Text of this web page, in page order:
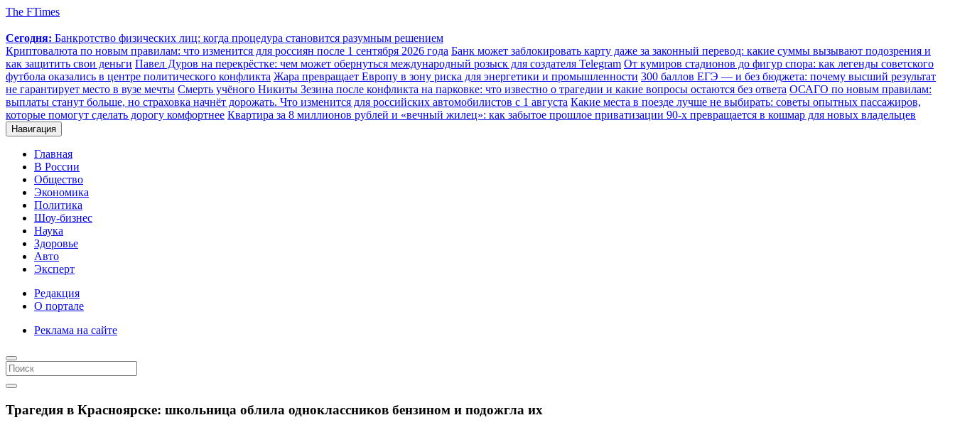
The FTimes
Сегодня: Банкротство физических лиц: когда процедура становится разумным решением
Криптовалюта по новым правилам: что изменится для россиян после 1 сентября 2026 года Банк может заблокировать карту даже за законный перевод: какие суммы вызывают подозрения и
как защитить свои деньги Павел Дуров на перекрёстке: чем может обернуться международный розыск для создателя Telegram От кумиров стадионов до фигур спора: как легенды советского
футбола оказались в центре политического конфликта Жара превращает Европу в зону риска для энергетики и промышленности 300 баллов ЕГЭ — и без бюджета: почему высший результат
не гарантирует место в вузе мечты Смерть учёного Никиты Зезина после конфликта на парковке: что известно о трагедии и какие вопросы остаются без ответа ОСАГО по новым правилам:
выплаты станут больше, но страховка начнёт дорожать. Что изменится для российских автомобилистов с 1 августа Какие места в поезде лучше не выбирать: советы опытных пассажиров,
которые помогут сделать дорогу комфортнее Квартира за 8 миллионов рублей и «вечный жилец»: как забытое прошлое приватизации 90-х превращается в кошмар для новых владельцев
Навигация
Главная
В России
Общество
Экономика
Политика
Шоу-бизнес
Наука
Здоровье
Авто
Эксперт
Редакция
О портале
Реклама на сайте
Трагедия в Красноярске: школьница облила одноклассников бензином и подожгла их